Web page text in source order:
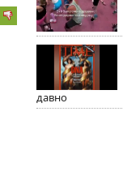
давно